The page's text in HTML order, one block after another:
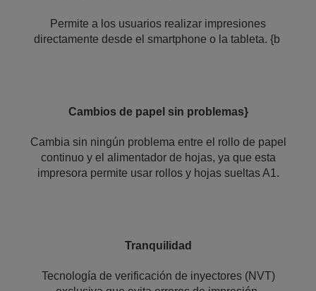
Permite a los usuarios realizar impresiones
directamente desde el smartphone o la tableta. {b
Cambios de papel sin problemas}
Cambia sin ningún problema entre el rollo de papel
continuo y el alimentador de hojas, ya que esta
impresora permite usar rollos y hojas sueltas A1.
Tranquilidad
Tecnología de verificación de inyectores (NVT)